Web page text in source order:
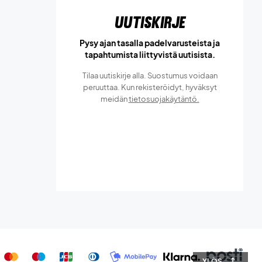
Uutiskirje
Pysy ajan tasalla padelvarusteista ja
tapahtumista liittyvistä uutisista.
Tilaa uutiskirje alla. Suostumus voidaan
peruuttaa. Kun rekisteröidyt, hyväksyt
meidäntietosuojakäytäntö.